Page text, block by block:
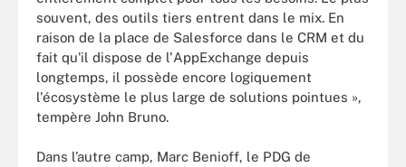
souvent, des outils tiers entrent dans le mix. En
raison de la place de Salesforce dans le CRM et du
fait qu'il dispose de l'AppExchange depuis
longtemps, il possède encore logiquement
l'écosystème le plus large de solutions pointues »,
tempère John Bruno.
Dans l’autre camp, Marc Benioff, le PDG de